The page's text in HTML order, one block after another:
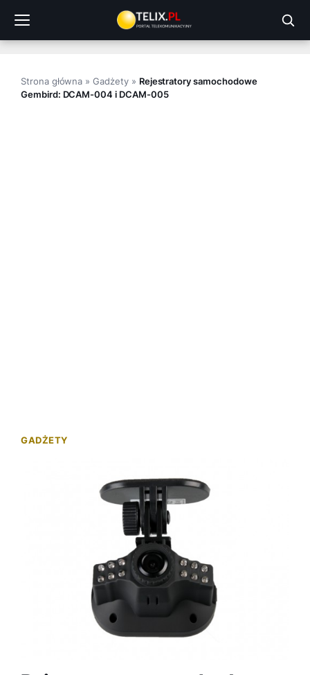
treści
Strona główna »Gadżety» Rejestratory samochodowe
Gembird: DCAM-004 i DCAM-005
GADŻETY